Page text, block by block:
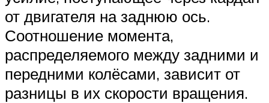
от двигателя на заднюю ось.
Соотношение момента,
распределяемого между задними и
передними колёсами, зависит от
разницы в их скорости вращения.